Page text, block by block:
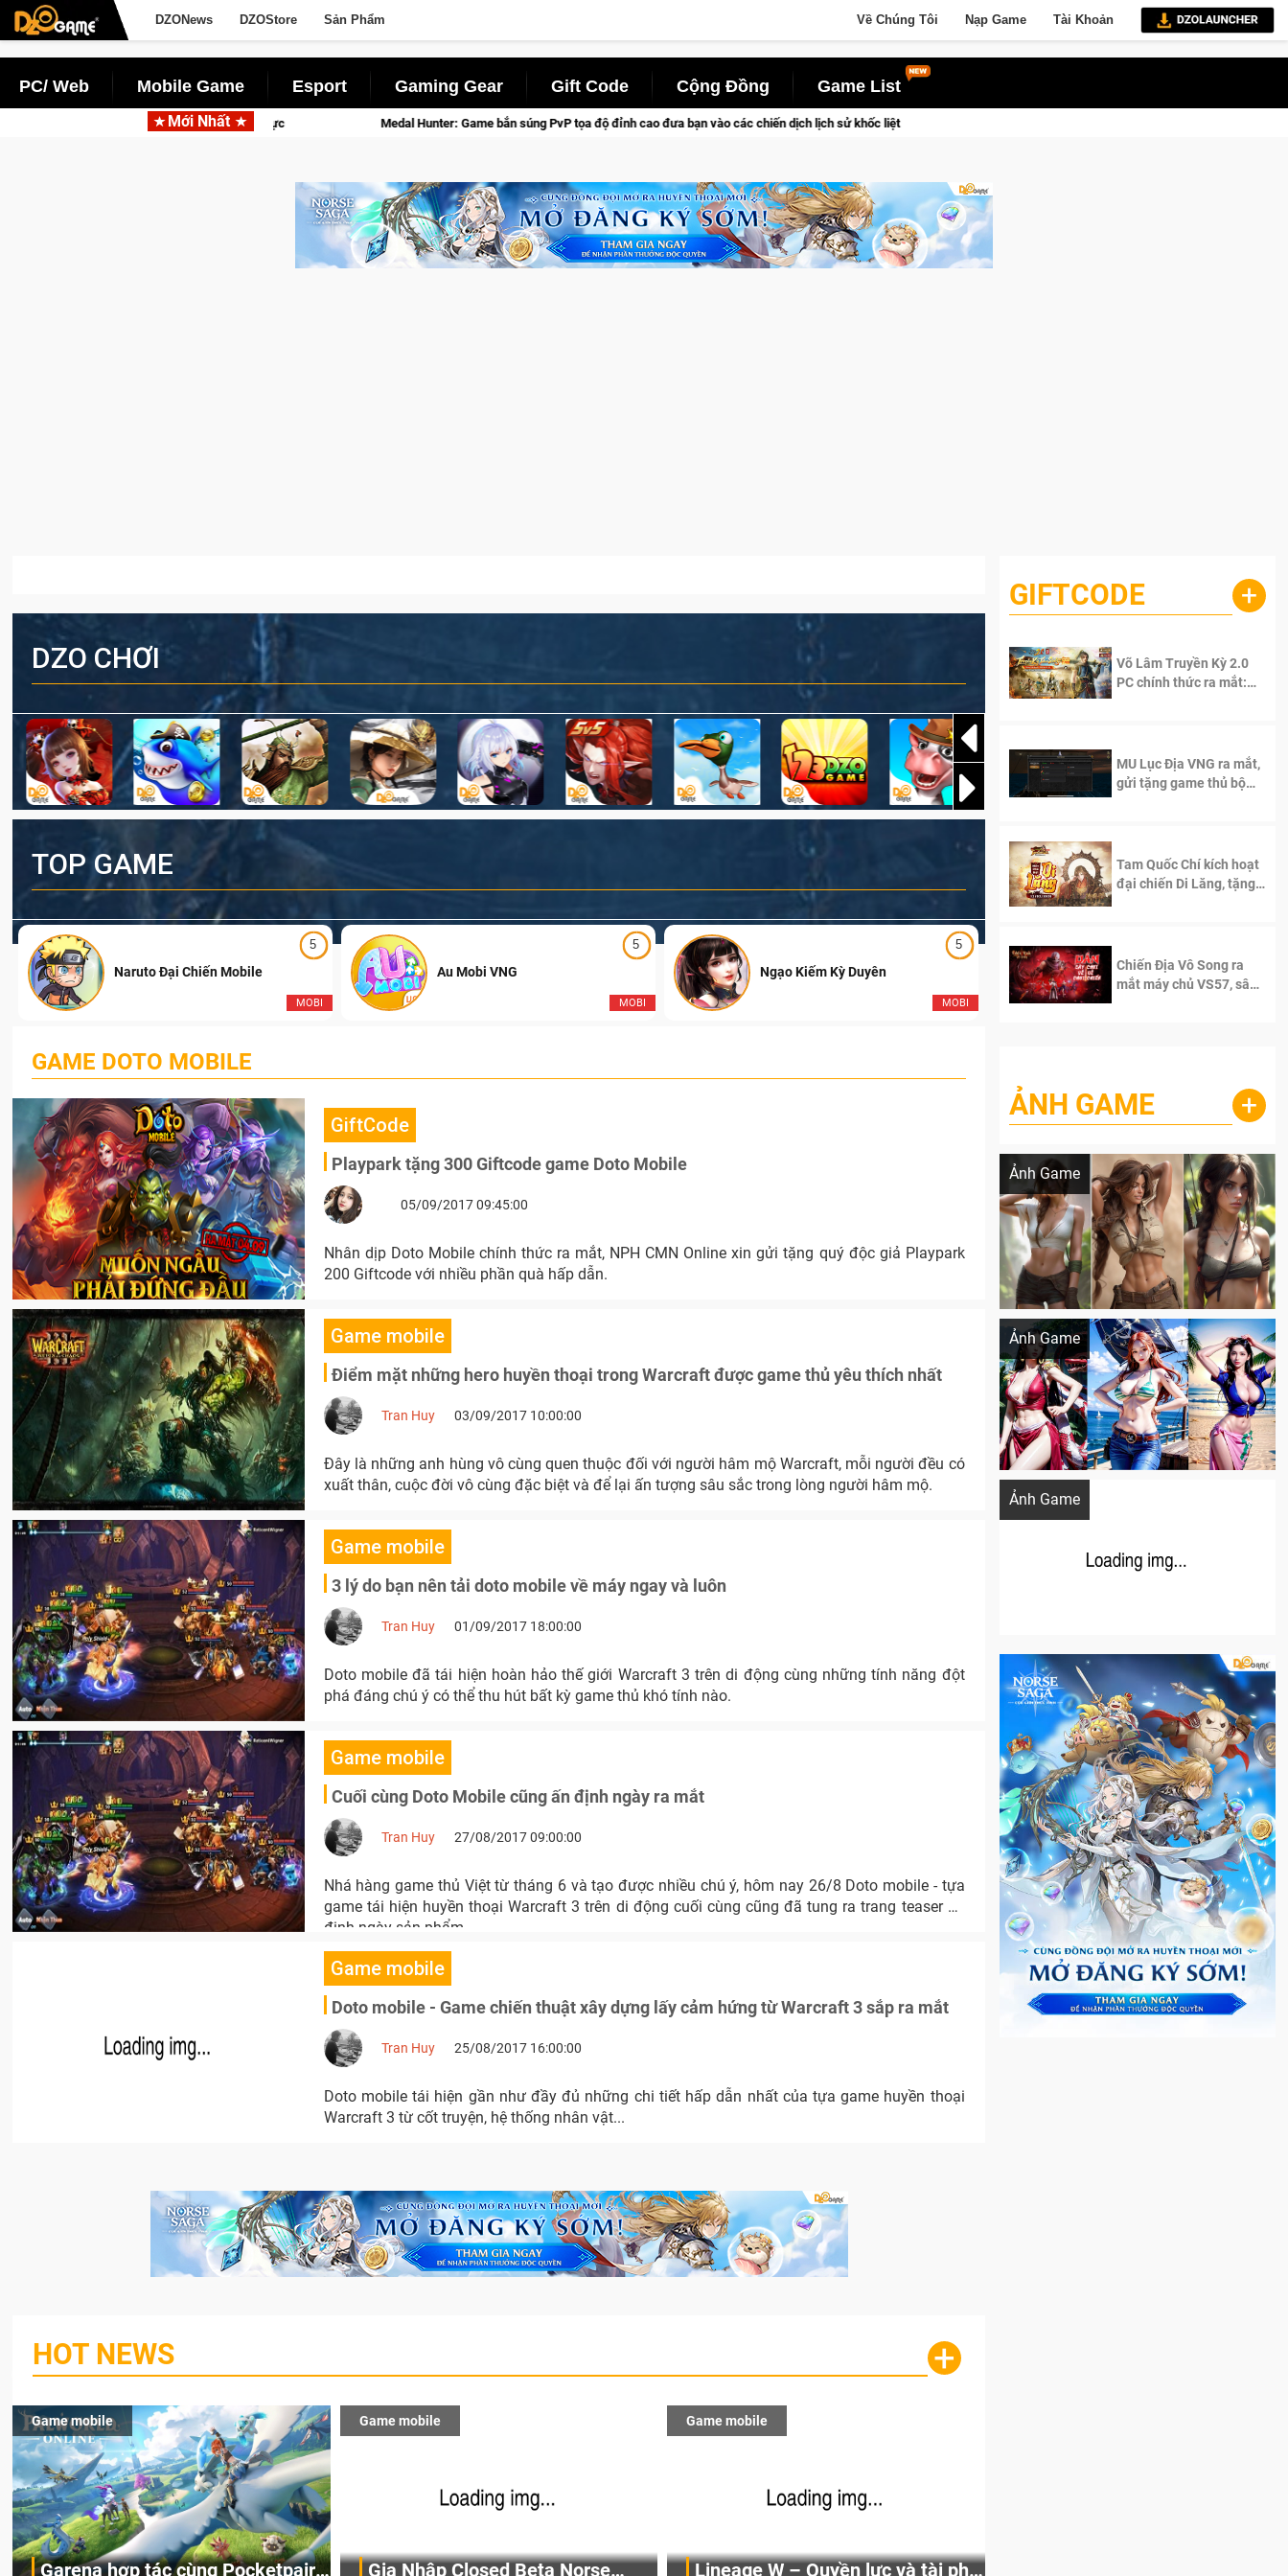
DZONews DZOStore Sản Phẩm Về Chúng Tôi Nạp Game Tài Khoản
PC/ Web Mobile Game Esport Gaming Gear Gift Code Cộng Đồng Game List
Mới Nhất Medal Hunter: Game bắn súng PvP tọa độ đỉnh cao đưa bạn vào các chiến dịch lịch sử khốc liệt CFVL 2026 Mùa 2 khép lại với hành trình đầy cảm xúc, Team Falcons lên ngôi
DZO CHƠI
TOP GAME
5
MOBI
Naruto Đại Chiến Mobile
5
MOBI
Au Mobi VNG
5
MOBI
Ngạo Kiếm Kỳ Duyên Ngạo Thiên Mobile
GAME DOTO MOBILE
GiftCode
Playpark tặng 300 Giftcode game Doto Mobile
05/09/2017 09:45:00
Nhân dịp Doto Mobile chính thức ra mắt, NPH CMN Online xin gửi tặng quý độc giả Playpark
200 Giftcode với nhiều phần quà hấp dẫn.
Game mobile
Điểm mặt những hero huyền thoại trong Warcraft được game thủ yêu thích nhất
Tran Huy 03/09/2017 10:00:00
Đây là những anh hùng vô cùng quen thuộc đối với người hâm mộ Warcraft, mỗi người đều có
xuất thân, cuộc đời vô cùng đặc biệt và để lại ấn tượng sâu sắc trong lòng người hâm mộ.
Game mobile
3 lý do bạn nên tải doto mobile về máy ngay và luôn
Tran Huy 01/09/2017 18:00:00
Doto mobile đã tái hiện hoàn hảo thế giới Warcraft 3 trên di động cùng những tính năng đột
phá đáng chú ý có thể thu hút bất kỳ game thủ khó tính nào.
Game mobile
Cuối cùng Doto Mobile cũng ấn định ngày ra mắt
Tran Huy 27/08/2017 09:00:00
Nhá hàng game thủ Việt từ tháng 6 và tạo được nhiều chú ý, hôm nay 26/8 Doto mobile - tựa
game tái hiện huyền thoại Warcraft 3 trên di động cuối cùng cũng đã tung ra trang teaser ấn
định ngày sản phẩm.
Game mobile
Doto mobile - Game chiến thuật xây dựng lấy cảm hứng từ Warcraft 3 sắp ra mắt
Tran Huy 25/08/2017 16:00:00
Doto mobile tái hiện gần như đầy đủ những chi tiết hấp dẫn nhất của tựa game huyền thoại
Warcraft 3 từ cốt truyện, hệ thống nhân vật...
HOT NEWS +
Game mobile
Garena hợp tác cùng Pocketpair
Game mobile
Gia Nhập Closed Beta Norse
Game mobile
Lineage W – Quyền lực và tài phú
GIFTCODE +
Võ Lâm Truyền Kỳ 2.0
PC chính thức ra mắt:
MU Lục Địa VNG ra mắt,
gửi tặng game thủ bộ
Tam Quốc Chí kích hoạt
đại chiến Di Lăng, tặng
Chiến Địa Vô Song ra
mắt máy chủ VS57, sân
ẢNH GAME +
Ảnh Game
Lala Croft vừa nóng vừa xinh dưới nét vẽ
Ảnh Game
Khi AI Cosplay gái đẹp One Piece
Ảnh Game
Cosplay Xiangling siêu cute